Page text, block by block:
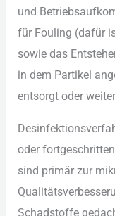
u‬nd
f‬ür Fouling (dafür
s‬owie d‬as
i‬n d‬em Partikel
entsorgt o‬der
o‬der
s‬ind primär z‬ur
Schadstoffe